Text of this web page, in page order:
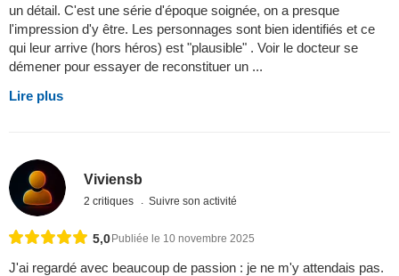
un détail. C'est une série d'époque soignée, on a presque
l'impression d'y être. Les personnages sont bien identifiés et ce
qui leur arrive (hors héros) est "plausible" . Voir le docteur se
démener pour essayer de reconstituer un ...
Lire plus
Viviensb
2 critiques Suivre son activité
5,0 Publiée le 10 novembre 2025
J'ai regardé avec beaucoup de passion : je ne m'y attendais pas.